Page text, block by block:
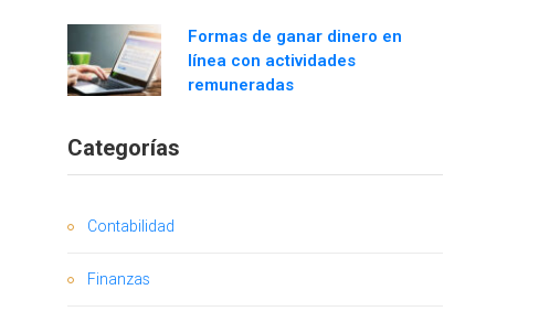
Formas de ganar dinero en
línea con actividades
remuneradas
Categorías
Contabilidad
Finanzas